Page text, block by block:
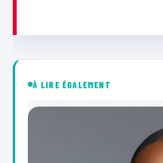
À LIRE ÉGALEMENT